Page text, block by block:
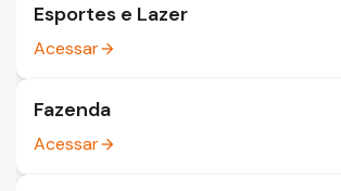
Esportes e Lazer
Acessararrow_forward
Fazenda
Acessararrow_forward